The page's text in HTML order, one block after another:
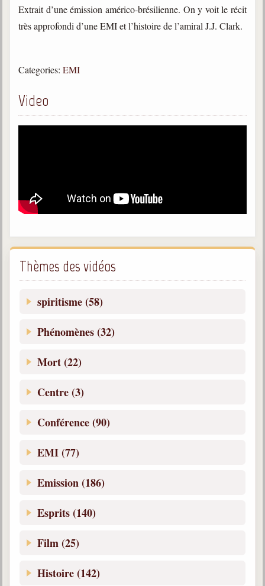
trimestrielles
Sujets du mois
Maximes
Enregistrements
L'Agora
Posez-nous des questions
Posez votre question
Photos et vidéoscope
Galerie photos
Vidéos courtes de Divaldo
Liens spirites
Centres spirites
France
Médias spirites
Extrait d’une émission américo-brésilienne. On y voit le récit
très approfondi d’une EMI et l’histoire de l’amiral J.J. Clark.
Categories: EMI
Video
Thèmes des vidéos
spiritisme (58)
Phénomènes (32)
Mort (22)
Centre (3)
Conférence (90)
EMI (77)
Emission (186)
Esprits (140)
Film (25)
Histoire (142)